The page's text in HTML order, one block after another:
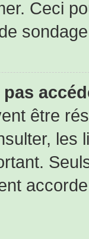
Ceci
être
les